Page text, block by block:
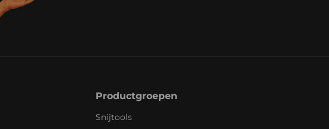
Productgroepen
Snijtools